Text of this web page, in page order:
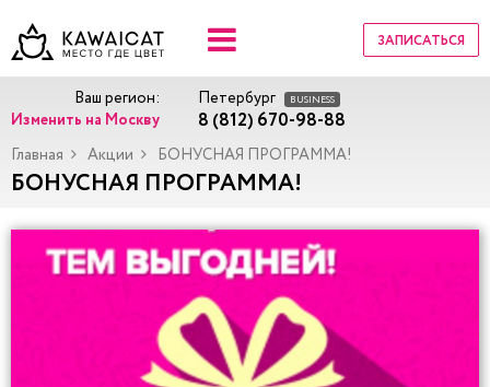
ЗАПИСАТЬСЯ
Ваш регион:
Изменить на Москву
Петербург BUSINESS
8 (812) 670-98-88
Главная Акции БОНУСНАЯ ПРОГРАММА!
БОНУСНАЯ ПРОГРАММА!